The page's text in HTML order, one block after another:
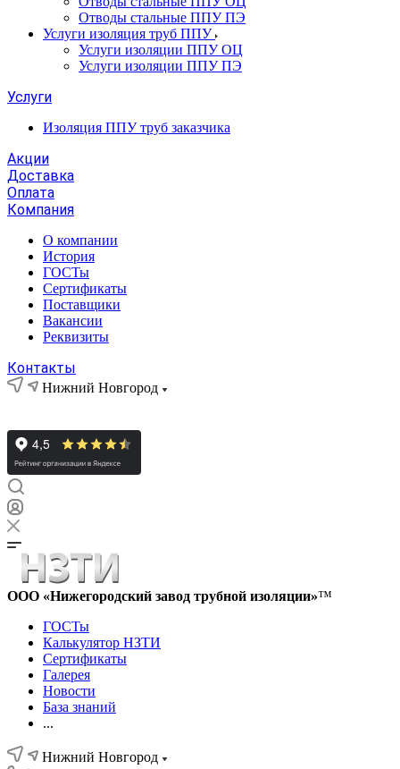
Отводы стальные ППУ ПЭ
Услуги изоляция труб ППУ
Услуги изоляции ППУ ОЦ
Услуги изоляции ППУ ПЭ
Услуги
Изоляция ППУ труб заказчика
Акции
Доставка
Оплата
Компания
О компании
История
ГОСТы
Сертификаты
Поставщики
Вакансии
Реквизиты
Контакты
Нижний Новгород
ООО «Нижегородский завод трубной изоляции»™
ГОСТы
Калькулятор НЗТИ
Сертификаты
Галерея
Новости
База знаний
...
Нижний Новгород